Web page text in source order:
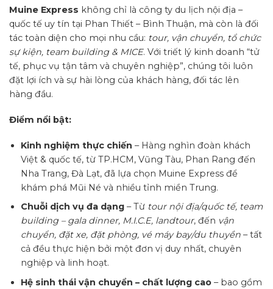
Muine Express không chỉ là công ty du lịch nội địa –
quốc tế uy tín tại Phan Thiết – Bình Thuận, mà còn là đối
tác toàn diện cho mọi nhu cầu: tour, vận chuyển, tổ chức
sự kiện, team building & MICE. Với triết lý kinh doanh “tử
tế, phục vụ tận tâm và chuyên nghiệp”, chúng tôi luôn
đặt lợi ích và sự hài lòng của khách hàng, đối tác lên
hàng đầu.
Điểm nổi bật:
Kinh nghiệm thực chiến – Hàng nghìn đoàn khách
Việt & quốc tế, từ TP.HCM, Vũng Tàu, Phan Rang đến
Nha Trang, Đà Lạt, đã lựa chọn Muine Express để
khám phá Mũi Né và nhiều tỉnh miền Trung.
Chuỗi dịch vụ đa dạng– Từ tour nội địa/quốc tế, team
building – gala dinner, M.I.C.E, landtour, đến vận
chuyển, đặt xe, đặt phòng, vé máy bay/du thuyền– tất
cả đều thực hiện bởi một đơn vị duy nhất, chuyên
nghiệp và linh hoạt.
Hệ sinh thái vận chuyển – chất lượng cao– bao gồm